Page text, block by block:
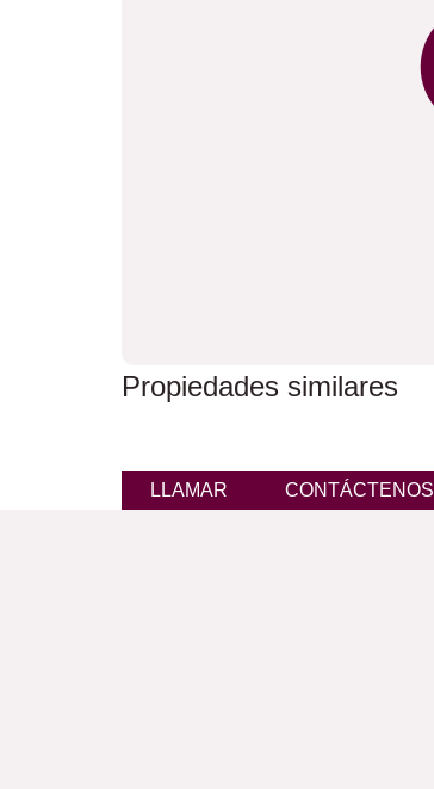
Propiedades similares
LLAMAR CONTÁCTENOS